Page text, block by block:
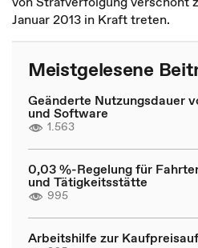
Januar 2013 in Kraft treten.
Meistgelesene
Geänderte Nutzungsdauer
und Software
1.563
0,03 %-Regelung für
und Tätigkeitsstätte
995
Arbeitshilfe zur